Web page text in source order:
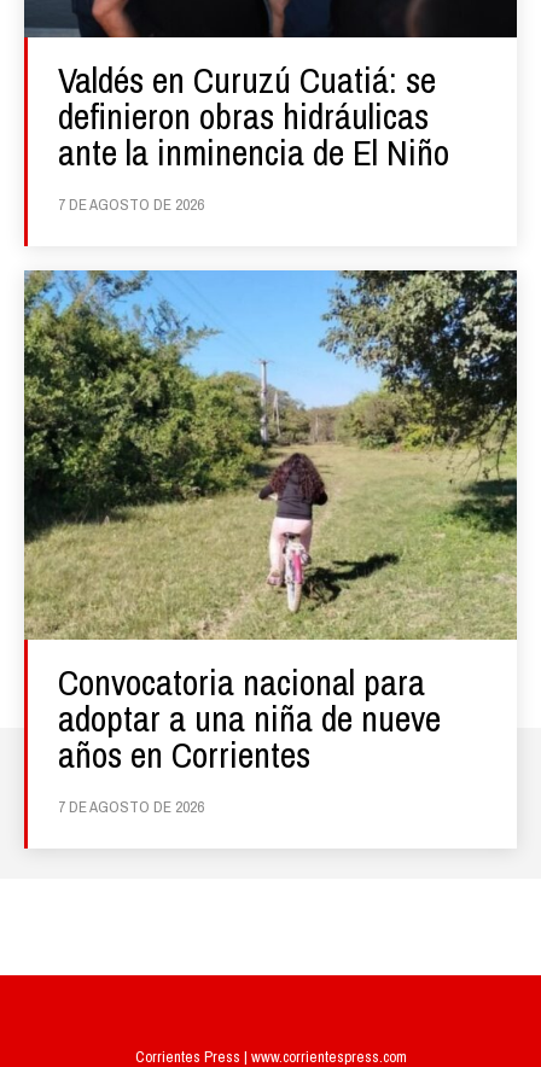
Valdés en Curuzú Cuatiá: se
definieron obras hidráulicas
ante la inminencia de El Niño
7 DE AGOSTO DE 2026
Convocatoria nacional para
adoptar a una niña de nueve
años en Corrientes
7 DE AGOSTO DE 2026
Corrientes Press | www.corrientespress.com